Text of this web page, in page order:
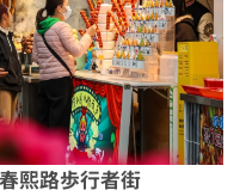
熙路歩行者街